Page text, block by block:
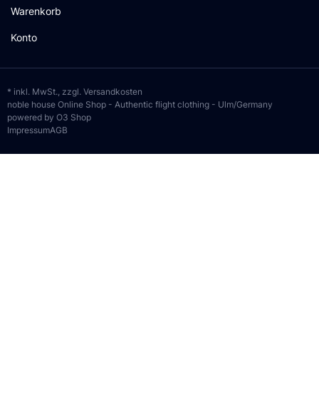
Warenkorb
Konto
* inkl. MwSt., zzgl. Versandkosten
noble house Online Shop - Authentic flight clothing - Ulm/Germany
powered by O3 Shop
ImpressumAGB